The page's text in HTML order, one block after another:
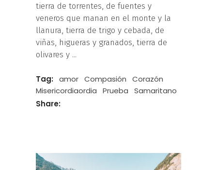
tierra de torrentes, de fuentes y
veneros que manan en el monte y la
llanura, tierra de trigo y cebada, de
viñas, higueras y granados, tierra de
olivares y
Tag: amor Compasión
Corazón
Misericordiaordia
Prueba
Samaritano
Share: